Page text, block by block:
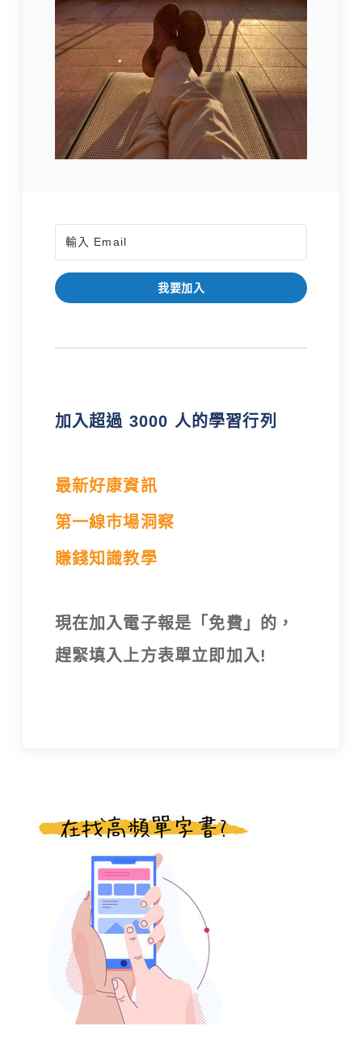
我要加入
加入超過 3000 人的學習行列
最新好康資訊
第一線市場洞察
賺錢知識教學
現在加入電子報是「免費」的，
趕緊填入上方表單立即加入!